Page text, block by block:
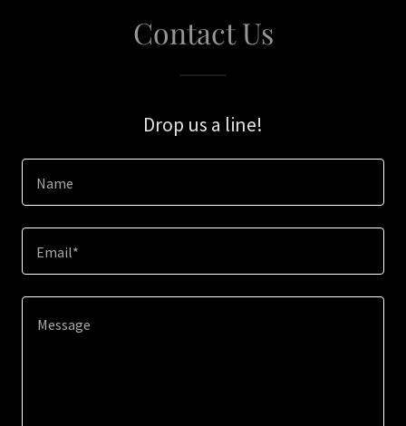
Contact Us
Drop us a line!
Name
Email*